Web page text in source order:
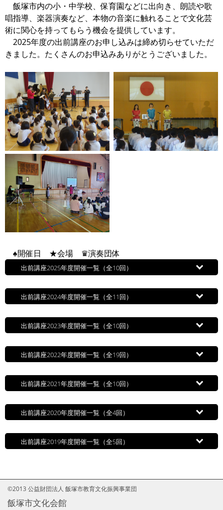
飯塚市内の小・中学校、保育園などに出向き、朗読や歌
唱指導、楽器演奏など、本物の音楽に触れることで文化芸
術に関心を持ってもらう機会を提供しています。
2025年度の出前講座のお申し込みは締め切らせていただ
きました。たくさんのお申込みありがとうございました。
♠開催日 ★会場 ♛演奏団体
出前講座2025年度開催一覧（全10回）
出前講座2024年度開催一覧（全11回）
出前講座2023年度開催一覧（全10回）
出前講座2022年度開催一覧（全19回）
出前講座2021年度開催一覧（全10回）
出前講座2020年度開催一覧（全4回）
出前講座2019年度開催一覧（全5回）
©2013 公益財団法人 飯塚市教育文化振興事業団
飯塚市文化会館